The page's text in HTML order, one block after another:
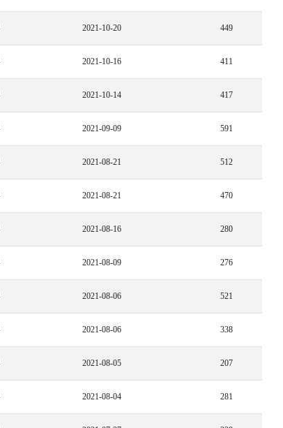
2021-10-20 449
2021-10-16 411
2021-10-14 417
2021-09-09 591
2021-08-21 512
2021-08-21 470
2021-08-16 280
2021-08-09 276
2021-08-06 521
2021-08-06 338
2021-08-05 207
2021-08-04 281